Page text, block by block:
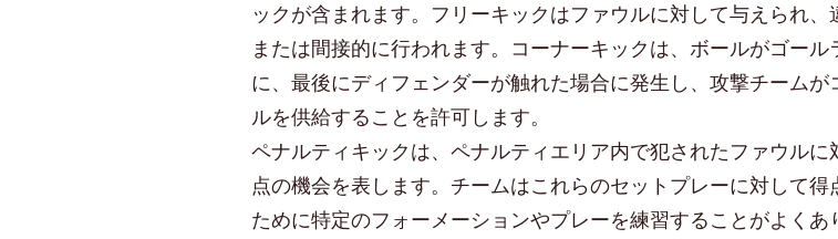
ックが含まれます。フリーキックはファウルに対して与えられ
または間接的に行われます。コーナーキックは、ボールがゴール
に、最後にディフェンダーが触れた場合に発生し、攻撃チームが
ルを供給することを許可します。
ペナルティキックは、ペナルティエリア内で犯されたファウルに
点の機会を表します。チームはこれらのセットプレーに対して得
ために特定のフォーメーションやプレーを練習することがよくあ